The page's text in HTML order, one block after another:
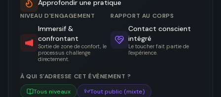
Approfondir une pratique
NIVEAU D'ENGAGEMENT
Immersif &
confrontant
Sortie de zone de confort, le
processus challenge
directement.
RAPPORT AU CORPS
Contact conscient
intégré
Le toucher fait partie de
l'expérience.
À QUI S'ADRESSE CET ÉVÈNEMENT ?
Tous niveaux
Tout public (mixte)